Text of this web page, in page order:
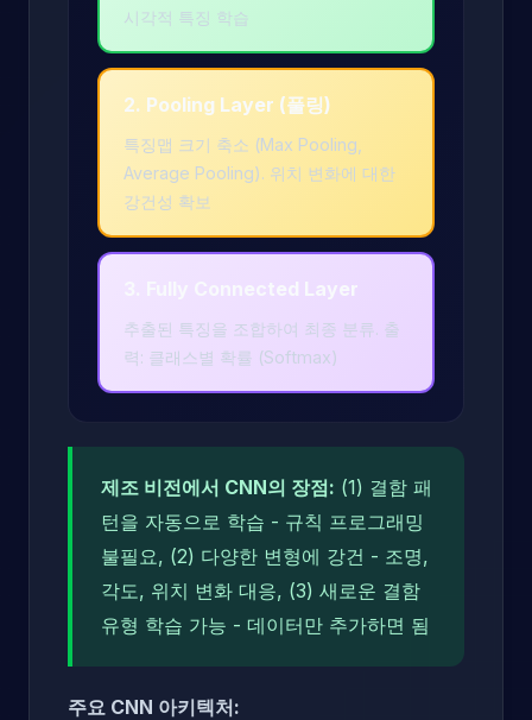
시각적 특징 학습
2. Pooling Layer (풀링)
특징맵 크기 축소 (Max Pooling,
Average Pooling). 위치 변화에 대한
강건성 확보
3. Fully Connected Layer
추출된 특징을 조합하여 최종 분류. 출
력: 클래스별 확률 (Softmax)
제조 비전에서 CNN의 장점: (1) 결함 패
턴을 자동으로 학습 - 규칙 프로그래밍
불필요, (2) 다양한 변형에 강건 - 조명,
각도, 위치 변화 대응, (3) 새로운 결함
유형 학습 가능 - 데이터만 추가하면 됨
주요 CNN 아키텍처: